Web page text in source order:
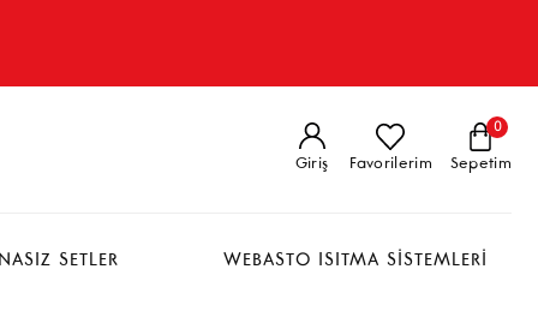
Giriş Favorilerim Sepetim
0
SETLER WEBASTO ISITMA SİSTEMLERİ